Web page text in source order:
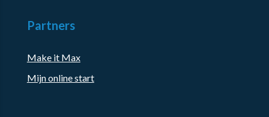
Partners
Make it Max
Mijn online start